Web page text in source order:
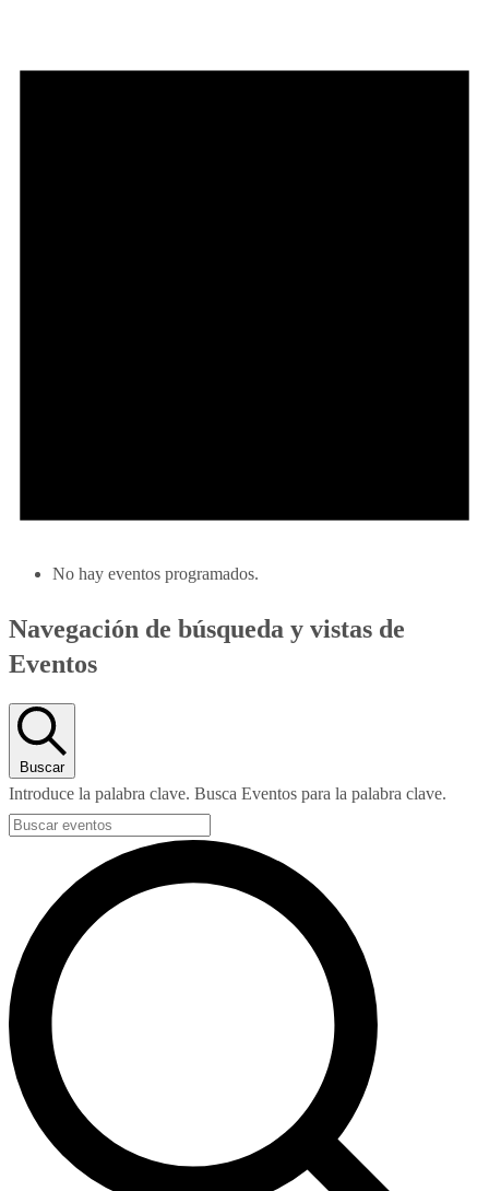
No hay eventos programados.
Navegación de búsqueda y vistas de
Eventos
Buscar
Introduce la palabra clave. Busca Eventos para la palabra clave.